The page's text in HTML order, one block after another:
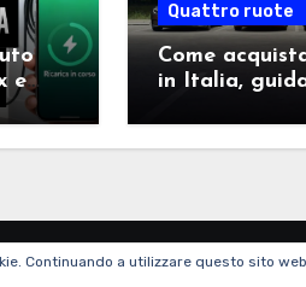
e
per
Quattro ruote
Come
in Italia,
Continuando a utilizzare questo sito